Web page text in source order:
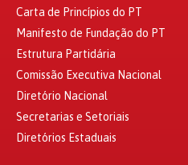
Carta de Princípios do PT
Manifesto de Fundação do PT
Estrutura Partidária
Comissão Executiva Nacional
Diretório Nacional
Secretarias e Setoriais
Diretórios Estaduais